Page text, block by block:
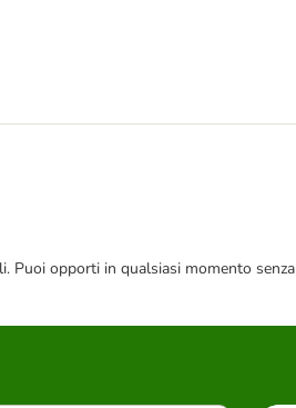
opporti in qualsiasi momento